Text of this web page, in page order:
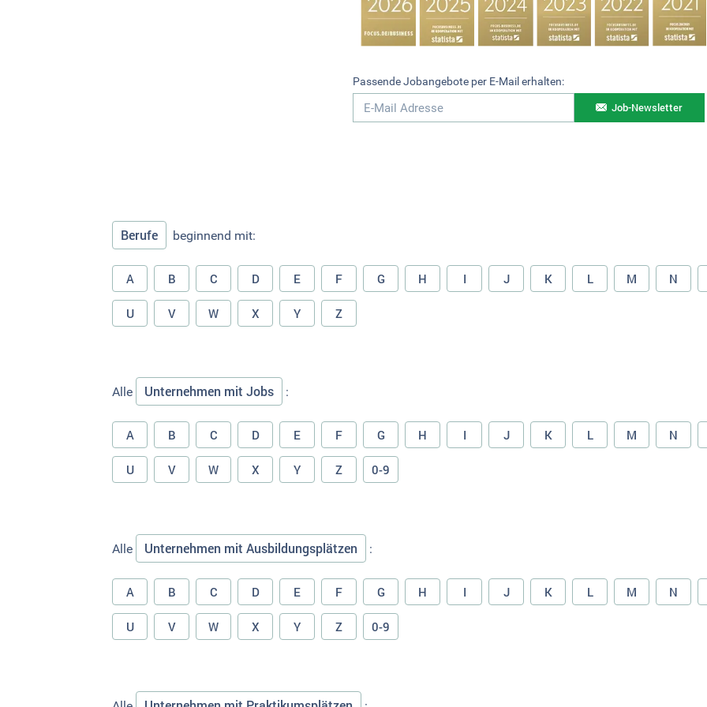
Passende Jobangebote per E-Mail erhalten:
Job-Newsletter
Berufe beginnend mit:
A B C D E F G H I J K L M N
U V W X Y Z
Alle Unternehmen mit Jobs :
A B C D E F G H I J K L M N
U V W X Y Z 0-9
Alle Unternehmen mit Ausbildungsplätzen :
A B C D E F G H I J K L M N
U V W X Y Z 0-9